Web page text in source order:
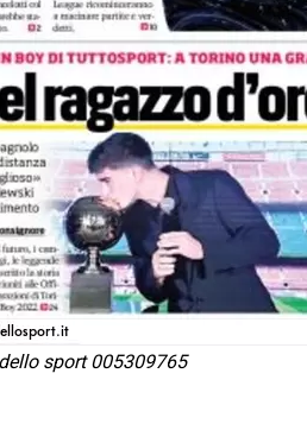
sport 005309765